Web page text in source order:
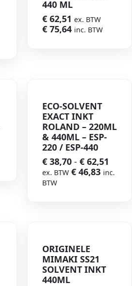
440 ML
€ 62,51 ex. BTW
€ 75,64 inc. BTW
ECO-SOLVENT
EXACT INKT
ROLAND – 220ML
& 440ML – ESP-
220 / ESP-440
€ 38,70 - € 62,51
ex. BTW € 46,83 inc.
BTW
ORIGINELE
MIMAKI SS21
SOLVENT INKT
440ML